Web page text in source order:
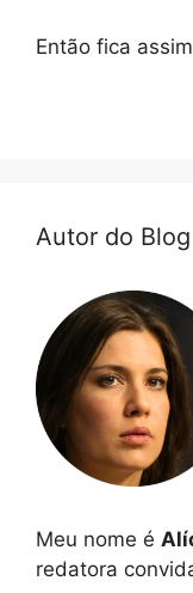
Então fica
Autor do
Meu nome é
redatora